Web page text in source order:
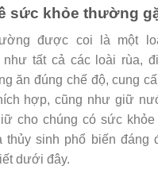
sức khỏe thường
được coi là một
như tất cả các loài rùa,
ăn đúng chế độ, cung
hợp, cũng như giữ
cho chúng có sức
thủy sinh phổ biến
dưới đây.